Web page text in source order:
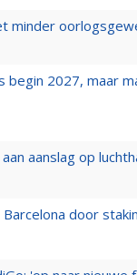
minder
begin 2027, maar
aanslag op
door